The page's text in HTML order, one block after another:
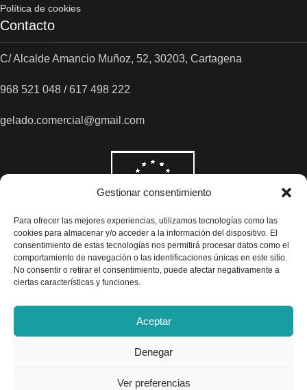
Gestionar consentimiento
Para ofrecer las mejores experiencias, utilizamos tecnologías como las
cookies para almacenar y/o acceder a la información del dispositivo. El
consentimiento de estas tecnologías nos permitirá procesar datos como el
comportamiento de navegación o las identificaciones únicas en este sitio.
No consentir o retirar el consentimiento, puede afectar negativamente a
ciertas características y funciones.
Aceptar
Denegar
Ver preferencias
Política de cookies
Contacto
C/ Alcalde Amancio Muñoz, 52, 30203, Cartagena
968 521 048 / 617 498 222
gelado.comercial@gmail.com